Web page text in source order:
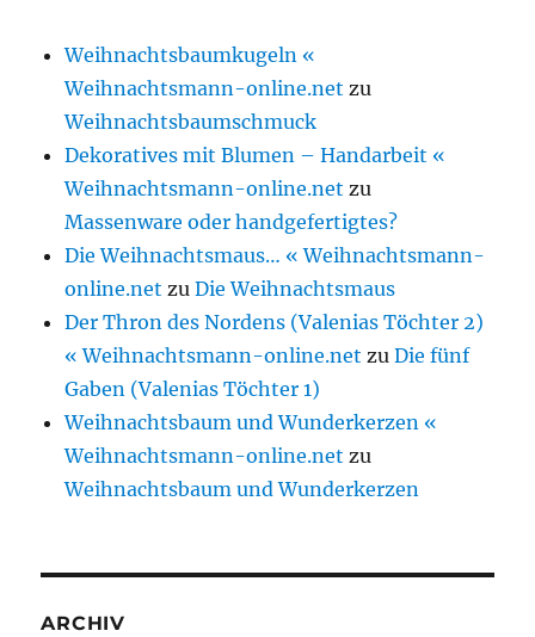
Weihnachtsbaumkugeln «
Weihnachtsmann-online.net zu
Weihnachtsbaumschmuck
Dekoratives mit Blumen – Handarbeit «
Weihnachtsmann-online.net zu
Massenware oder handgefertigtes?
Die Weihnachtsmaus… « Weihnachtsmann-
online.net zuDie Weihnachtsmaus
Der Thron des Nordens (Valenias Töchter 2)
« Weihnachtsmann-online.net zuDie fünf
Gaben (Valenias Töchter 1)
Weihnachtsbaum und Wunderkerzen «
Weihnachtsmann-online.net zu
Weihnachtsbaum und Wunderkerzen
ARCHIV